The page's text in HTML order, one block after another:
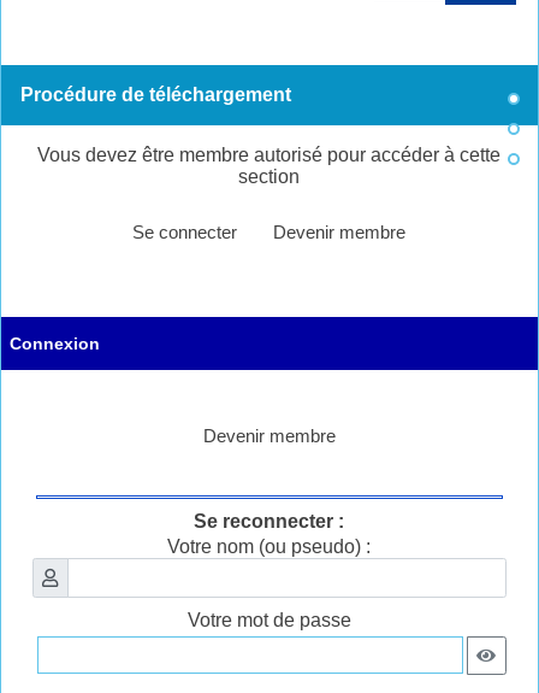
Procédure de téléchargement
Vous devez être membre autorisé pour accéder à cette
section
Se connecter Devenir membre
Connexion
Devenir membre
Se reconnecter :
Votre nom (ou pseudo) :
Votre mot de passe